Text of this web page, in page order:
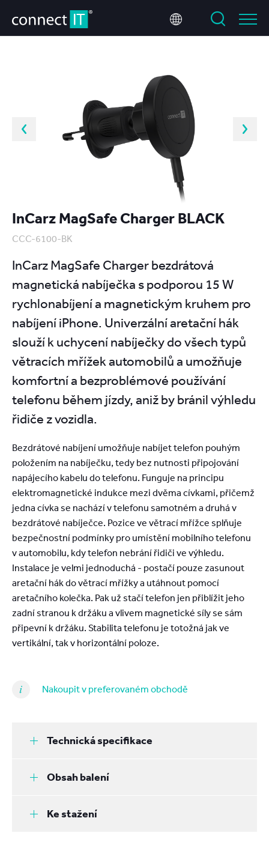
InCarz MagSafe Charger BLACK
CCC-6100-BK
InCarz MagSafe Charger bezdrátová
magnetická nabíječka s podporou 15 W
rychlonabíjení a magnetickým kruhem pro
nabíjení iPhone. Univerzální aretační hák
slouží k uchycení nabíječky do všech typů
větracích mřížek automobilů a umožňuje
komfortní a bezproblémové používání
telefonu během jízdy, aniž by bránil výhledu
řidiče z vozidla.
Bezdrátové nabíjení umožňuje nabíjet telefon pouhým
položením na nabíječku, tedy bez nutnosti připojování
napájecího kabelu do telefonu. Funguje na principu
elektromagnetické indukce mezi dvěma cívkami, přičemž
jedna cívka se nachází v telefonu samotném a druhá v
bezdrátové nabíječce. Pozice ve větrací mřížce splňuje
bezpečnostní podmínky pro umístění mobilního telefonu
v automobilu, kdy telefon nebrání řidiči ve výhledu.
Instalace je velmi jednoduchá - postačí pouze zasunout
aretační hák do větrací mřížky a utáhnout pomocí
aretačního kolečka. Pak už stačí telefon jen přiblížit jeho
zadní stranou k držáku a vlivem magnetické síly se sám
připevní k držáku. Stabilita telefonu je totožná jak ve
vertikální, tak v horizontální poloze.
Nakoupit v preferovaném obchodě
Technická specifikace
Obsah balení
Ke stažení